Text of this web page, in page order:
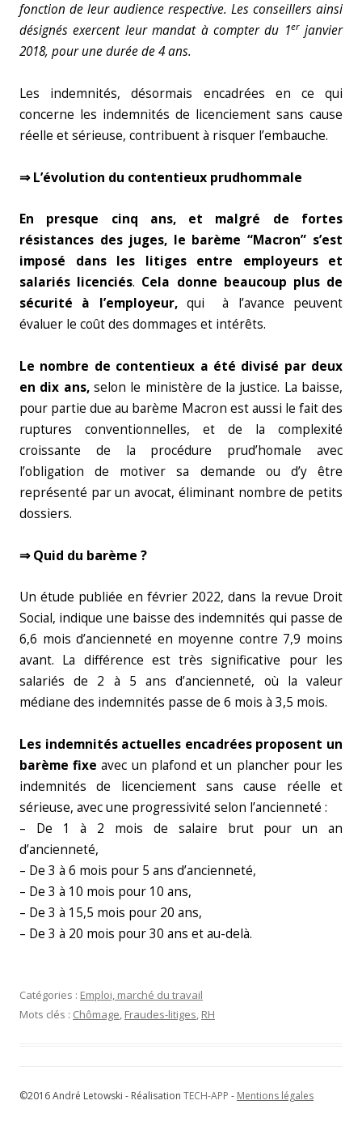
fonction de leur audience respective. Les conseillers ainsi
désignés exercent leur mandat à compter du 1erjanvier
2018, pour une durée de 4 ans.
Les indemnités, désormais encadrées en ce qui
concerne les indemnités de licenciement sans cause
réelle et sérieuse, contribuent à risquer l’embauche.
⇒ L’évolution du contentieux prudhommale
En presque cinq ans, et malgré de fortes
résistances des juges, le barème “Macron” s’est
imposé dans les litiges entre employeurs et
salariés licenciés. Cela donne beaucoup plus de
sécurité à l’employeur, qui à l’avance peuvent
évaluer le coût des dommages et intérêts.
Le nombre de contentieux a été divisé par deux
en dix ans, selon le ministère de la justice. La baisse,
pour partie due au barème Macron est aussi le fait des
ruptures conventionnelles, et de la complexité
croissante de la procédure prud’homale avec
l’obligation de motiver sa demande ou d’y être
représenté par un avocat, éliminant nombre de petits
dossiers.
⇒ Quid du barème ?
Un étude publiée en février 2022, dans la revue Droit
Social, indique une baisse des indemnités qui passe de
6,6 mois d’ancienneté en moyenne contre 7,9 moins
avant. La différence est très significative pour les
salariés de 2 à 5 ans d’ancienneté, où la valeur
médiane des indemnités passe de 6 mois à 3,5 mois.
Les indemnités actuelles encadrées proposent un
barème fixe avec un plafond et un plancher pour les
indemnités de licenciement sans cause réelle et
sérieuse, avec une progressivité selon l’ancienneté :
– De 1 à 2 mois de salaire brut pour un an
d’ancienneté,
– De 3 à 6 mois pour 5 ans d’ancienneté,
– De 3 à 10 mois pour 10 ans,
– De 3 à 15,5 mois pour 20 ans,
– De 3 à 20 mois pour 30 ans et au-delà.
Catégories : Emploi, marché du travail
Mots clés : Chômage, Fraudes-litiges, RH
©2016 André Letowski - Réalisation TECH-APP - Mentions légales